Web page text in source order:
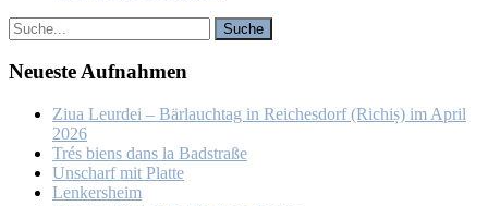
Neu­es­te Auf­nah­men
Ziua Leur­dei – Bär­lauch­tag in Rei­ches­dorf (Ri­chiș) im April
2026
Trés biens dans la Bad­stra­ße
Un­scharf mit Plat­te
Len­kers­heim